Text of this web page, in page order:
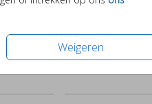
Weigeren